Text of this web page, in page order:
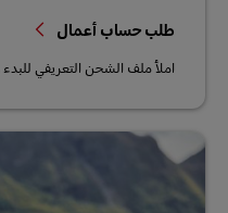
طلب حساب أعمال
املأ ملف الشحن التعريفي